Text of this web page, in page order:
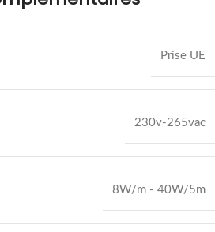
Prise UE
230v-265vac
8W/m - 40W/5m